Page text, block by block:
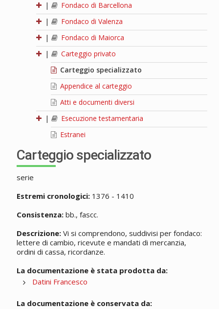
|
Fondaco di Barcellona
|
Fondaco di Valenza
|
Fondaco di Maiorca
|
Carteggio privato
Carteggio specializzato
Appendice al carteggio
Atti e documenti diversi
|
Esecuzione testamentaria
Estranei
Carteggio specializzato
serie
Estremi cronologici:1376 - 1410
Consistenza:bb., fascc.
Descrizione:Vi si comprendono, suddivisi per fondaco:
lettere di cambio, ricevute e mandati di mercanzia,
ordini di cassa, ricordanze.
La documentazione è stata prodotta da:
Datini Francesco
La documentazione è conservata da: